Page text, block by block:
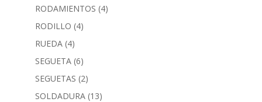
RODAMIENTOS (4)
RODILLO (4)
RUEDA (4)
SEGUETA (6)
SEGUETAS (2)
SOLDADURA (13)